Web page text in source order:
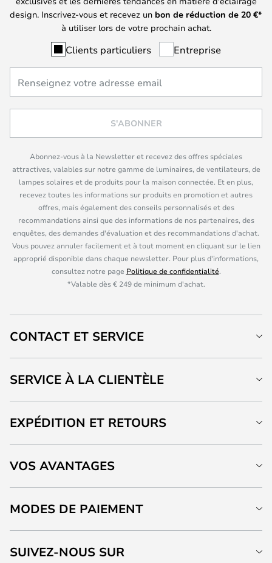
design. Inscrivez-vous et recevez un bon de réduction de 20 €*
à utiliser lors de votre prochain achat.
Clients particuliers Entreprise
S'ABONNER
Abonnez-vous à la Newsletter et recevez des offres spéciales
attractives, valables sur notre gamme de luminaires, de ventilateurs, de
lampes solaires et de produits pour la maison connectée. Et en plus,
recevez toutes les informations sur produits en promotion et autres
offres, mais également des conseils personnalisés et des
recommandations ainsi que des informations de nos partenaires, des
enquêtes, des demandes d'évaluation et des recommandations d'achat.
Vous pouvez annuler facilement et à tout moment en cliquant sur le lien
approprié disponible dans chaque newsletter. Pour plus d'informations,
consultez notre page Politique de confidentialité.
*Valable dès € 249 de minimum d'achat.
CONTACT ET SERVICE
SERVICE À LA CLIENTÈLE
EXPÉDITION ET RETOURS
VOS AVANTAGES
MODES DE PAIEMENT
SUIVEZ-NOUS SUR